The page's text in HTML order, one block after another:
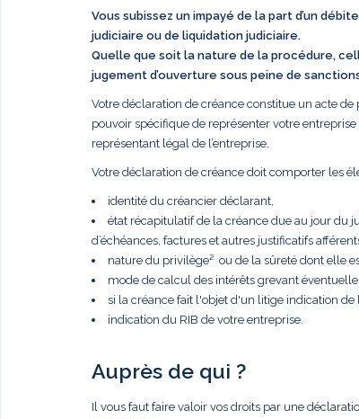
Vous subissez un impayé de la part d’un
judiciaire ou de liquidation judiciaire.
Quelle que soit la nature de la procédure,
jugement d’ouverture sous peine de
Votre déclaration de créance constitue un acte
pouvoir spécifique de représenter votre
représentant légal de l’entreprise.
Votre déclaration de créance doit comporter les
identité du créancier déclarant,
état récapitulatif de la créance due au jour du
d’échéances, factures et autres justificatifs
nature du privilège² ou de la sûreté dont elle
mode de calcul des intérêts grevant
si la créance fait l'objet d'un litige indication de
indication du RIB de votre entreprise.
Auprès de qui ?
Il vous faut faire valoir vos droits par une